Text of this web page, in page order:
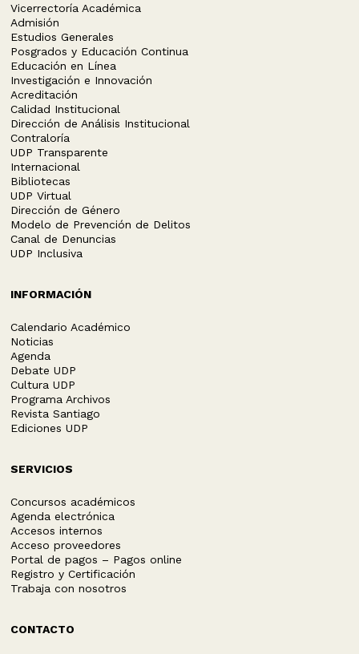
Vicerrectoría Académica
Admisión
Estudios Generales
Posgrados y Educación Continua
Educación en Línea
Investigación e Innovación
Acreditación
Calidad Institucional
Dirección de Análisis Institucional
Contraloría
UDP Transparente
Internacional
Bibliotecas
UDP Virtual
Dirección de Género
Modelo de Prevención de Delitos
Canal de Denuncias
UDP Inclusiva
INFORMACIÓN
Calendario Académico
Noticias
Agenda
Debate UDP
Cultura UDP
Programa Archivos
Revista Santiago
Ediciones UDP
SERVICIOS
Concursos académicos
Agenda electrónica
Accesos internos
Acceso proveedores
Portal de pagos – Pagos online
Registro y Certificación
Trabaja con nosotros
CONTACTO